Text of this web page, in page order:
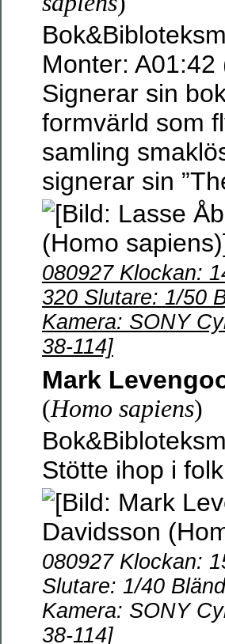
Monter:
Signerar sin
formvärld som
samling
signerar sin
080927 Klockan:
320 Slutare: 1/50
Kamera: SONY
38-114]
Mark
(Homo sapiens)
Stötte ihop i
080927 Klockan:
Slutare: 1/40
Kamera: SONY
38-114]